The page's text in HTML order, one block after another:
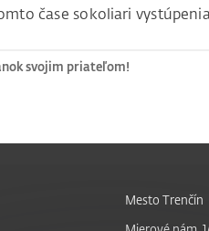
čase sokoliari
svojim priateľom!
Mesto Trenčín